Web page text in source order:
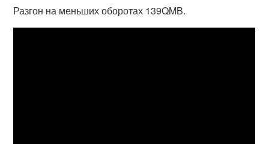
Разгон на меньших оборотах 139QMB.